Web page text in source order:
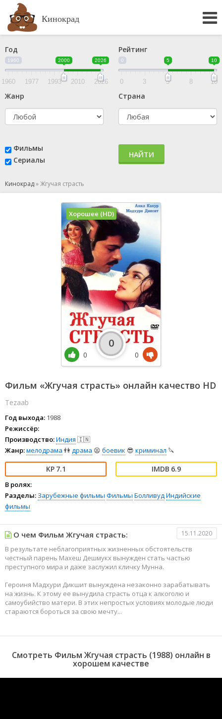
Кинокрад
Год
1960 2000 2026
1960 1977 1993 2010 2026
Рейтинг
0 5 10
0 3 5 8 10
Жанр Страна
Фильмы
Сериалы
НАЙТИ
Кинокрад»Жгучая страсть
Фильм «Жгучая страсть» онлайн качество HD
Tezaab
Год выхода: 1988
Режиссёр:
Производство:Индия 🇮🇳
Жанр:мелодрама 👫драма 😫 боевик 😎 криминал 🔪
7.1 6.9
В ролях:
Разделы: Зарубежные фильмы Фильмы БолливудИндийские
фильмы
Хорошее (HD)
0
0
0
О чем Фильм Жгучая страсть: 15.11.2020
В результате неблагоприятных жизненных обстоятельств
честный парень Махеш Дешмукх вынужден стать частью
преступного мира и даже заслужил кличку Мунна.
Героиня Мадхури Дикшит вынуждена незаконно зарабатывать
на жизнь. К этому ее вынудила страсть отца к алкоголю и
самоубийство матери. В этих непростых условиях молодые люди
стараются бороться за свою мечту...
Смотреть Фильм Жгучая страсть (1988) онлайн в
хорошем качестве